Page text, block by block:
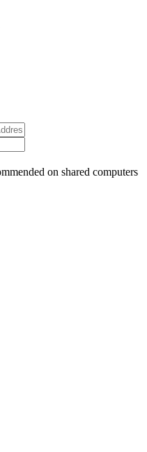
on shared computers